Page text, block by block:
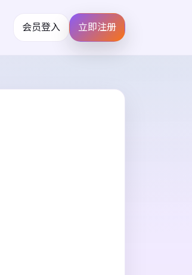
会员登入 立即注册